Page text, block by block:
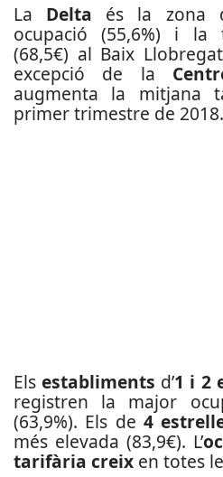
La Delta és la zona
ocupació (55,6%) i la
(68,5€) al Baix
excepció de la
augmenta la mitjana
primer trimestre de 2018.
Elsestabliments d’1 i 2
registren la major
(63,9%). Els de 4
més elevada (83,9€). L’
tarifària creix en totes